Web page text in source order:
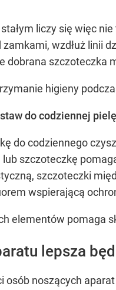
liczy się więc
wzdłuż linii
dobrana szczoteczka
higieny
do codziennej
do codziennego
szczoteczkę
szczoteczki
wspierającą
elementów pomaga
lepsza
osób noszących